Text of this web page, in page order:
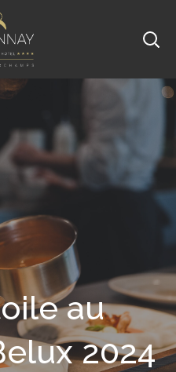
au
2024